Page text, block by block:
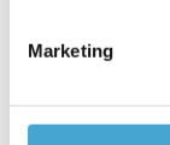
Marketing